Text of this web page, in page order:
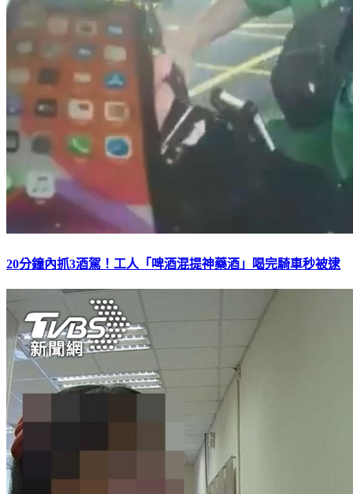
20分鐘內抓3酒駕！工人「啤酒混提神藥酒」喝完騎車秒被逮